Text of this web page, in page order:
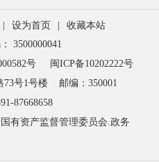
设为首页
收藏本站
3500000041
号
闽ICP备10202222号
73号1号楼
邮编：350001
87668658
有资产监督管理委员会.政务